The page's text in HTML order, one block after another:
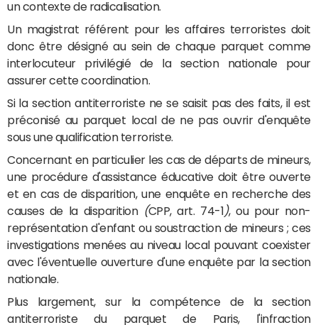
un contexte de radicalisation.
Un magistrat référent pour les affaires terroristes doit
donc être désigné au sein de chaque parquet comme
interlocuteur privilégié de la section nationale pour
assurer cette coordination.
Si la section antiterroriste ne se saisit pas des faits, il est
préconisé au parquet local de ne pas ouvrir d'enquête
sous une qualification terroriste.
Concernant en particulier les cas de départs de mineurs,
une procédure d'assistance éducative doit être ouverte
et en cas de disparition, une enquête en recherche des
causes de la disparition (CPP, art. 74-1 ), ou pour non-
représentation d'enfant ou soustraction de mineurs ; ces
investigations menées au niveau local pouvant coexister
avec l'éventuelle ouverture d'une enquête par la section
nationale.
Plus largement, sur la compétence de la section
antiterroriste du parquet de Paris, l'infraction